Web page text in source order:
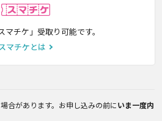
マチケ」受取り可能です。
マチケとは
合があります。お申し込みの前にいま一度内